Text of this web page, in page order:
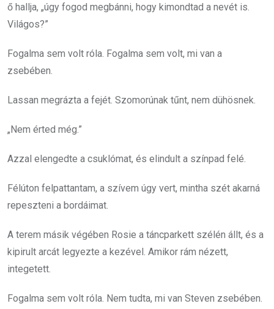
ő hallja, „úgy fogod megbánni, hogy kimondtad a nevét is.
Világos?”
Fogalma sem volt róla. Fogalma sem volt, mi van a
zsebében.
Lassan megrázta a fejét. Szomorúnak tűnt, nem dühösnek.
„Nem érted még.”
Azzal elengedte a csuklómat, és elindult a színpad felé.
Félúton felpattantam, a szívem úgy vert, mintha szét akarná
repeszteni a bordáimat.
A terem másik végében Rosie a táncparkett szélén állt, és a
kipirult arcát legyezte a kezével. Amikor rám nézett,
integetett.
Fogalma sem volt róla. Nem tudta, mi van Steven zsebében.